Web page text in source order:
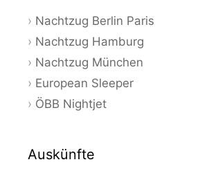
Nachtzug Berlin Paris
Nachtzug Hamburg
Nachtzug München
European Sleeper
ÖBB Nightjet
Auskünfte